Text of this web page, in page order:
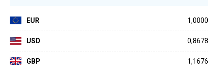
EUR 1,0000
USD 0,8678
GBP 1,1676